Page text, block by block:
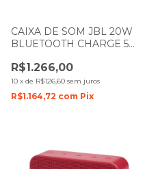
CAIXA DE SOM JBL 20W
BLUETOOTH CHARGE 5
R$1.266,00
10 x de R$126,60 sem juros
R$1.164,72 com Pix